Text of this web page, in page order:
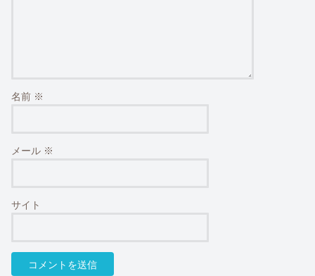
名前 ※
メール ※
サイト